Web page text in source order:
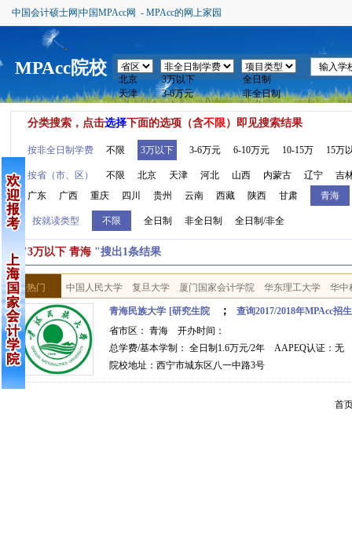
中国会计硕士网|中国MPAcc网 - MPAcc的网上家园
MPAcc院校
分类搜索，点击选择下面的选项（含不限）即见搜索结果
按非全日制学费 不限 3万以下 3-6万元 6-10万元 10-15万 15万
按省（市、区） 不限 北京 天津 河北 山西 内蒙古 辽宁
吉
广东
广西 重庆 四川 贵州 云南 西藏 陕西 甘肃 青海
按就读类型 不限 全日制 非全日制 全日制/非全
按"3万以下 青海 "搜出1条结果
热门 中国人民大学 复旦大学 厦门国家会计学院 华东理工大学 华中
青海民族大学 [研究生院 ； 查询2017/2018年MPAcc招
省市区： 青海 开办时间：
总学费/基本学制： 全日制1.6万元/2年 AAPEQ认证：无
院校地址：西宁市城东区八一中路3号
首